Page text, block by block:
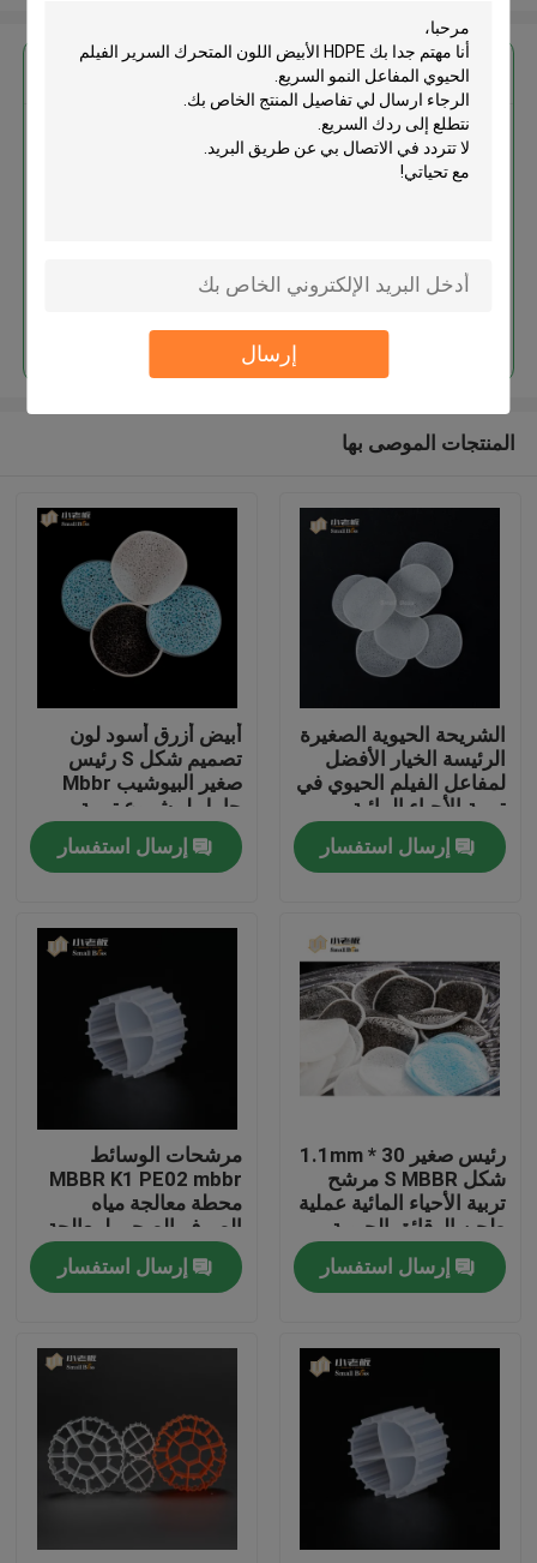
إرسال
الصفحة الرئيسية
معلومات عنا
جولة في المعمل
مراقبة الجودة
اتصل بنا
الوسائط المرشحة MBBR
MBBR بيو ميديا
احصل على افضل سعر ل
HDPE الأبيض اللون المتحرك السرير
المنتجات الموصى بها
الشريحة الحيوية الصغيرة
الرئيسة الخيار الأفضل
لمفاعل الفيلم الحيوي في
تربية الأحياء المائية
إرسال استفسار
أبيض أزرق أسود لون
تصميم شكل S رئيس
صغير البيوشيب Mbbr
حامل لمشروع تربية
الأحياء المائية
إرسال استفسار
رئيس صغير 30 * 1.1mm
شكل S MBBR مرشح
تربية الأحياء المائية عملية
طحن الرقائق الحيوية
إرسال استفسار
مرشحات الوسائط
MBBR K1 PE02 mbbr
محطة معالجة مياه
الصرف الصحي لمعالجة
الصرف الصحي
إرسال استفسار